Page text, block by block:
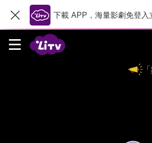
下載 APP，海量影劇免登入